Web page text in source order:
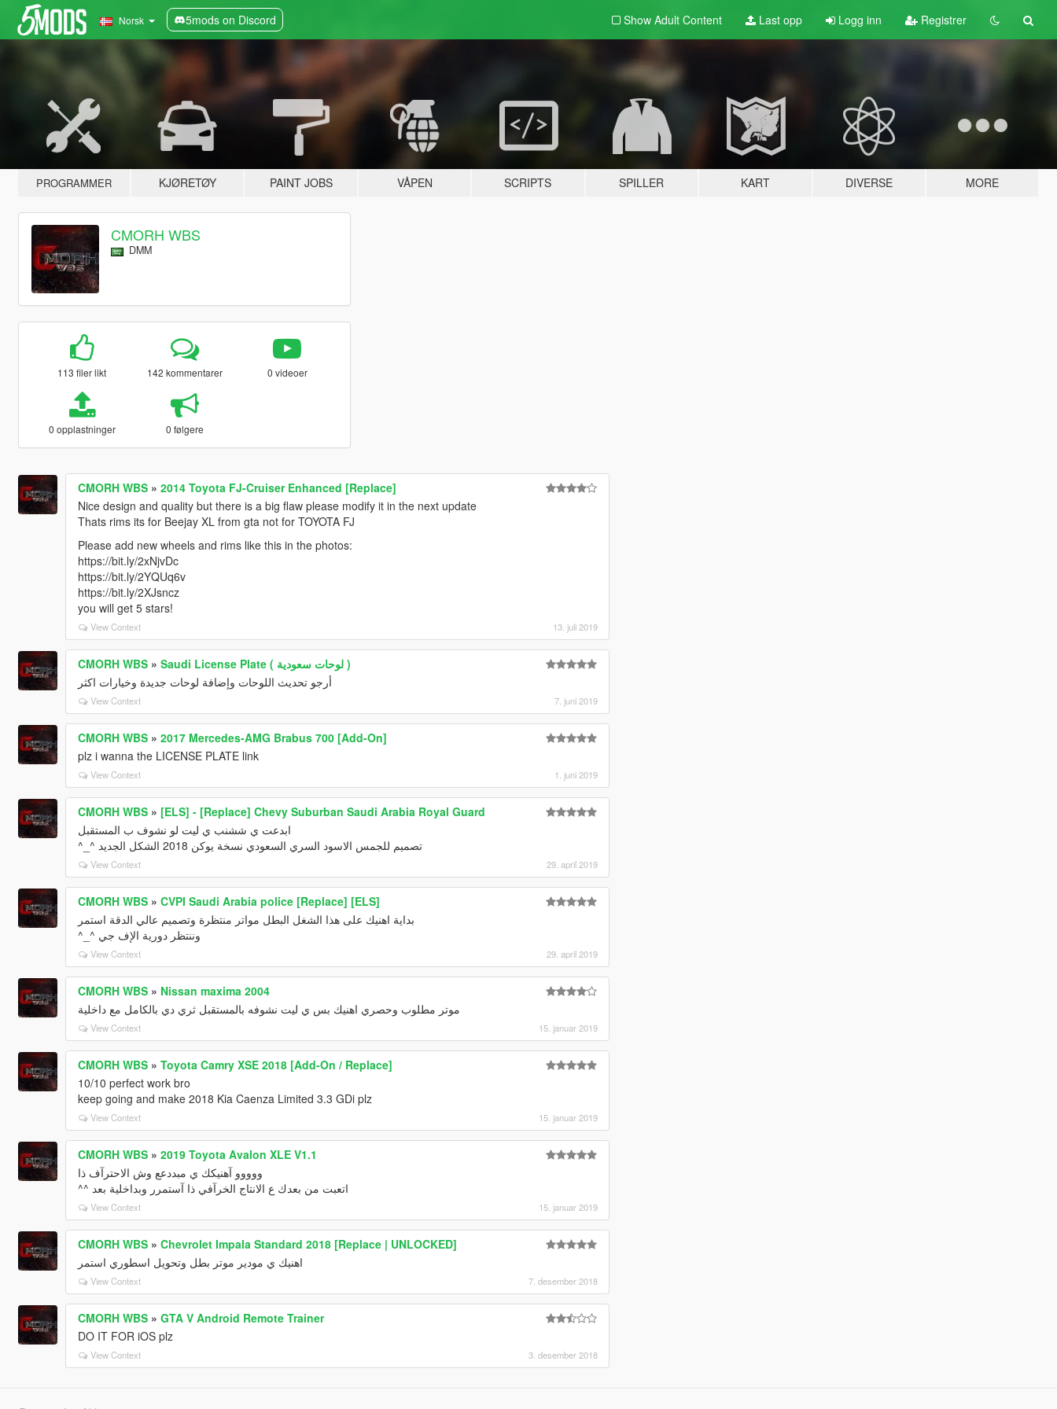
Norsk 5mods on Discord Show Adult Content Last opp Logg inn Registrer
PROGRAMMER KJØRETØY PAINT JOBS VÅPEN SCRIPTS SPILLER KART DIVERSE MORE
CMORH WBS
DMM
113 filer likt 142 kommentarer 0 videoer
0 opplastninger 0 følgere
CMORH WBS» 2014 Toyota FJ-Cruiser Enhanced [Replace]
Nice design and quality but there is a big flaw please modify it in the next update
Thats rims its for Beejay XL from gta not for TOYOTA FJ
Please add new wheels and rims like this in the photos:
https://bit.ly/2xNjvDc
https://bit.ly/2YQUq6v
https://bit.ly/2XJsncz
you will get 5 stars!
View Context 13. juli 2019
CMORH WBS»
Saudi License Plate ( لوحات سعودية )
أرجو تحديث اللوحات وإضافة لوحات جديدة وخيارات اكثر
View Context 7. juni 2019
CMORH WBS» 2017 Mercedes-AMG Brabus 700 [Add-On]
plz i wanna the LICENSE PLATE link
View Context 1. juni 2019
CMORH WBS»
[ELS] - [Replace] ‏‏Chevy Suburban Saudi Arabia Royal Guard
ابدعت ي ششنب ي ليت لو نشوف ب المستقبل
تصميم للجمس الاسود السري السعودي نسخة يوكن 2018 الشكل الجديد ^_^
View Context 29. april 2019
CMORH WBS» ‏‏CVPI Saudi Arabia police [Replace] [ELS]
بداية اهنيك على هذا الشغل البطل مواتر منتظرة وتصميم عالي الدقة استمر
وننتظر دورية الإف جي ^_^
View Context 29. april 2019
CMORH WBS» Nissan maxima 2004
موتر مطلوب وحصري اهنيك بس ي ليت نشوفه بالمستقبل ثري دي بالكامل مع داخلية
View Context 15. januar 2019
CMORH WBS» Toyota Camry XSE 2018 [Add-On / Replace]
10/10 perfect work bro
keep going and make 2018 Kia Caenza Limited 3.3 GDi plz
View Context 15. januar 2019
CMORH WBS» 2019 Toyota Avalon XLE V1.1
ووووو آهنيكك ي مبددعع وش الاحترآف ذا
اتعبت من بعدك ع الانتاج الخرآفي ذا آستمرر وبداخلية بعد ^^
View Context 15. januar 2019
CMORH WBS» Chevrolet Impala Standard 2018 [Replace | UNLOCKED]
اهنيك ي مودير موتر بطل وتحويل اسطوري استمر
View Context 7. desember 2018
CMORH WBS» GTA V Android Remote Trainer
DO IT FOR iOS plz
View Context 3. desember 2018